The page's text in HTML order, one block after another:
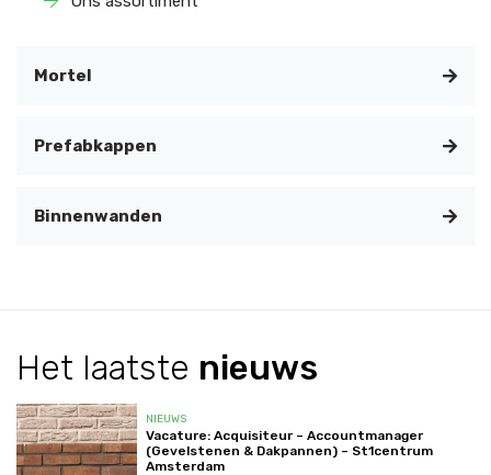
Mortel
Prefabkappen
Binnenwanden
Het laatste nieuws
NIEUWS
Vacature: Acquisiteur – Accountmanager
(Gevelstenen & Dakpannen) – St1centrum
Amsterdam